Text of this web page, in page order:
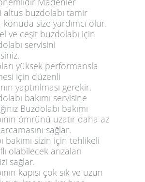
altus buzdolabı tamir
konuda size yardımcı olur.
ve ceşit buzdolabı için
servisini
yüksek performansla
için düzenli
yaptırılması gerekir.
bakımı servisine
Buzdolabı bakımı
ömrünü uzatır daha az
sağlar.
bakımı sizin için tehlikeli
olabilecek arızaları
sağlar.
kapısı çok sık ve uzun